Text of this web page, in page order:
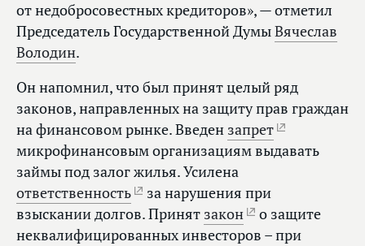
от недобросовестных кредиторов», — отметил
Председатель Государственной ДумыВячеслав
Володин.
Он напомнил, что был принят целый ряд
законов, направленных на защиту прав граждан
на финансовом рынке. Введен запрет
микрофинансовым организациям выдавать
займы под залог жилья. Усилена
ответственность
за нарушения при
взыскании долгов. Принят закон
о защите
неквалифицированных инвесторов – при